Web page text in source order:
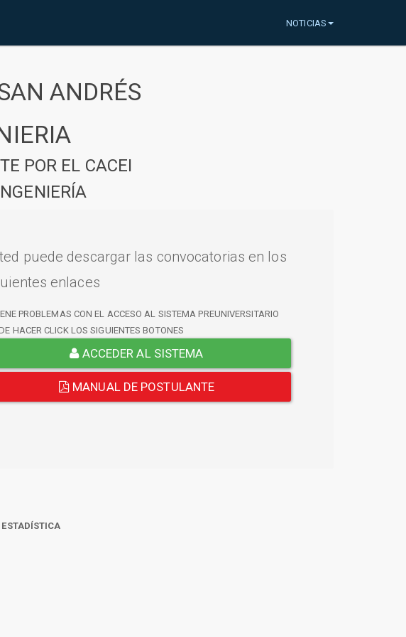
NOTICIAS
ANDRÉS
POR EL CACEI
puede descargar las convocatorias en los
enlaces
PROBLEMAS CON EL ACCESO AL SISTEMA PREUNIVERSITARIO
HACER CLICK LOS SIGUIENTES BOTONES
ACCEDER AL SISTEMA
MANUAL DE POSTULANTE